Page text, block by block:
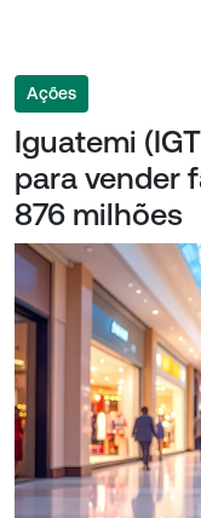
Ações
Iguatemi
para vender
876 milhões